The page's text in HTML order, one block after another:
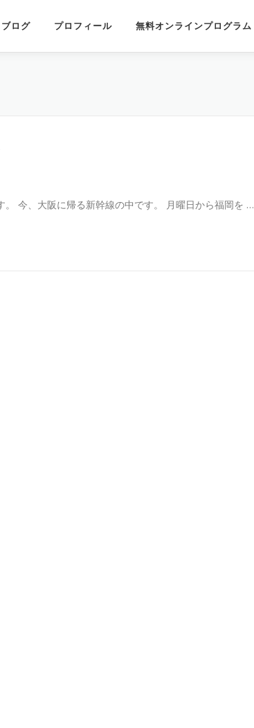
ブログ プロフィール 無料オンラインプログラム
。 今、大阪に帰る新幹線の中です。 月曜日から福岡を …